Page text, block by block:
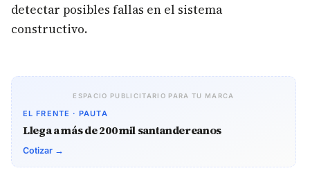
detectar posibles fallas en el sistema
constructivo.
ESPACIO PUBLICITARIO PARA TU MARCA
EL FRENTE · PAUTA
Llega a más de 200 mil santandereanos
Cotizar →